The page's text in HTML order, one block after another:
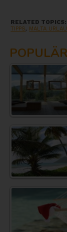
RELATED TOPICS:
TIPPS, MALTA